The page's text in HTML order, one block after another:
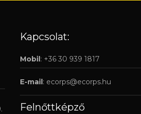
Kapcsolat:
Mobil: +36 30 939 1817
E-mail: ecorps@ecorps.hu
Felnőttképző